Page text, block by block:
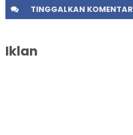
TINGGALKANKOMENTAR
Iklan